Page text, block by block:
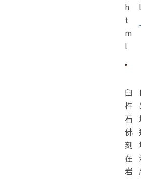
h
t
m
l
l
臼
杵
石
佛
刻
在
岩